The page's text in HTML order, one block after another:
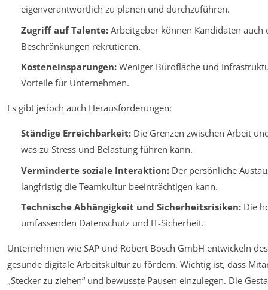
eigenverantwortlich zu planen und durchzuführen.
Zugriff auf Talente:Arbeitgeber können Kandidaten auch
Beschränkungen rekrutieren.
Kosteneinsparungen:Weniger Bürofläche und
Vorteile für Unternehmen.
Es gibt jedoch auch Herausforderungen:
Ständige Erreichbarkeit:Die Grenzen zwischen Arbeit
was zu Stress und Belastung führen kann.
Verminderte soziale Interaktion:Der persönliche
langfristig die Teamkultur beeinträchtigen kann.
Technische Abhängigkeit und Sicherheitsrisiken:Die
umfassenden Datenschutz und IT-Sicherheit.
Unternehmen wie SAP und Robert Bosch GmbH entwickeln
gesunde digitale Arbeitskultur zu fördern. Wichtig ist, dass
„Stecker zu ziehen“ und bewusste Pausen einzulegen. Die